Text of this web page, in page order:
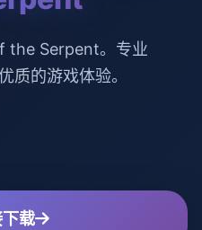
the Serpent。专业
质的游戏体验。
载